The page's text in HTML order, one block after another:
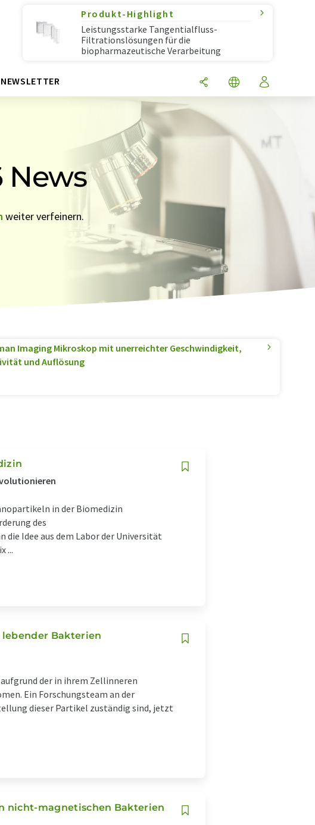
Produkt-Highlight
Leistungsstarke Tangentialfluss-
Filtrationslösungen für die
biopharmazeutische Verarbeitung
NEWSLETTER
News
weiter verfeinern.
Imaging Mikroskop mit unerreichter Geschwindigkeit,
und Auflösung
in der Biomedizin
des
die Idee aus dem Labor der Universität
...
Bakterien
der in ihrem Zellinneren
Ein Forschungsteam an der
dieser Partikel zuständig sind, jetzt
nicht-magnetischen Bakterien